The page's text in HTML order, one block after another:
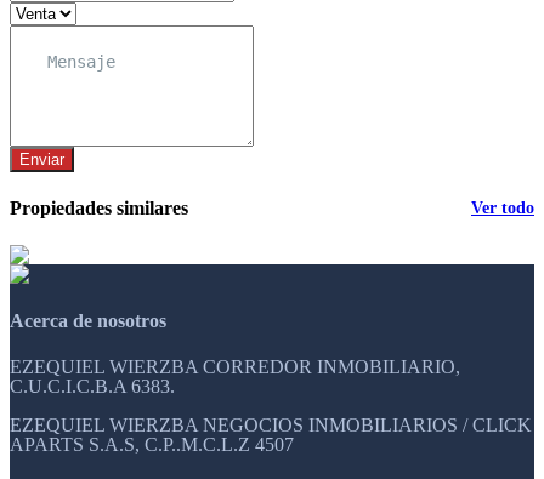
Enviar
Propiedades similares Ver todo
Acerca de nosotros
EZEQUIEL WIERZBA CORREDOR INMOBILIARIO,
C.U.C.I.C.B.A 6383.
EZEQUIEL WIERZBA NEGOCIOS INMOBILIARIOS / CLICK
APARTS S.A.S, C.P..M.C.L.Z 4507